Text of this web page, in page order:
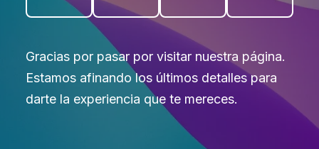
Gracias por pasar por visitar nuestra página.
Estamos afinando los últimos detalles para
darte la experiencia que te mereces.